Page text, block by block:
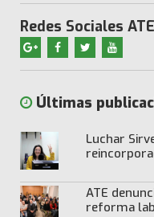
Redes Sociales ATE
Últimas
Luchar
ATE
reforma